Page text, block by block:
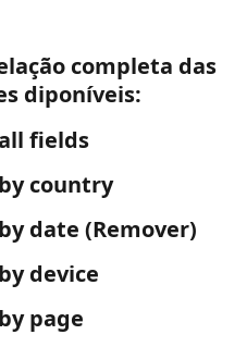
completa das
diponíveis:
fields
country
date (Remover)
device
page